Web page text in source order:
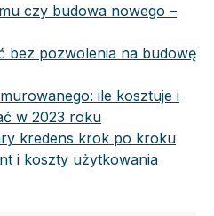
czy budowa nowego –
bez pozwolenia na budowę
ile kosztuje i
w 2023 roku
kredens krok po kroku
i koszty użytkowania